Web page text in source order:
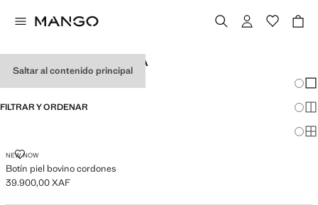
Saltar al contenido principal
BOTINES Y BOTAS DE NIÑA
FILTRAR Y ORDENAR
NEW NOW
Botín piel bovino cordones
BOTÍN PIEL BOVINO CORDONES
Precio actual [39.900,00 XAF ]
39.900,00 XAF